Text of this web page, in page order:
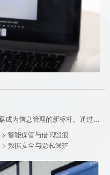
在数字化转型的浪潮中，智慧档案成为信息管理的新标杆。通过档案纸电一体化建设方案，加上软硬件结合，全面赋能档案管理的数字化监控与高效运作。
> 智能保管与借阅留痕
> 数据安全与隐私保护